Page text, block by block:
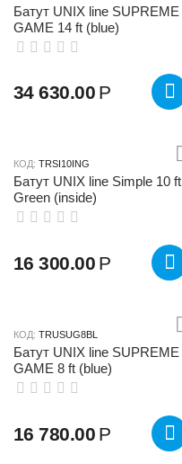
Батут UNIX line SUPREME
GAME 14 ft (blue)
34 630.00 Р
КОД: TRSI10ING
Батут UNIX line Simple 10 ft
Green (inside)
16 300.00 Р
КОД: TRUSUG8BL
Батут UNIX line SUPREME
GAME 8 ft (blue)
16 780.00 Р